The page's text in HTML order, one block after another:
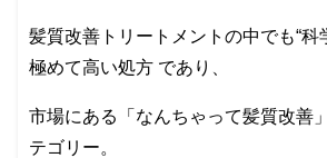
髪質改善トリートメントの中でも“科
極めて高い処方 であり、
市場にある「なんちゃって髪質改善
テゴリー。